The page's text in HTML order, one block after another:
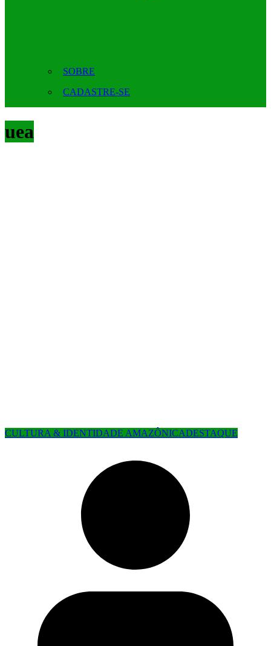
SOBRE
CADASTRE-SE
uea
CULTURA & IDENTIDADE AMAZÔNICADESTAQUE